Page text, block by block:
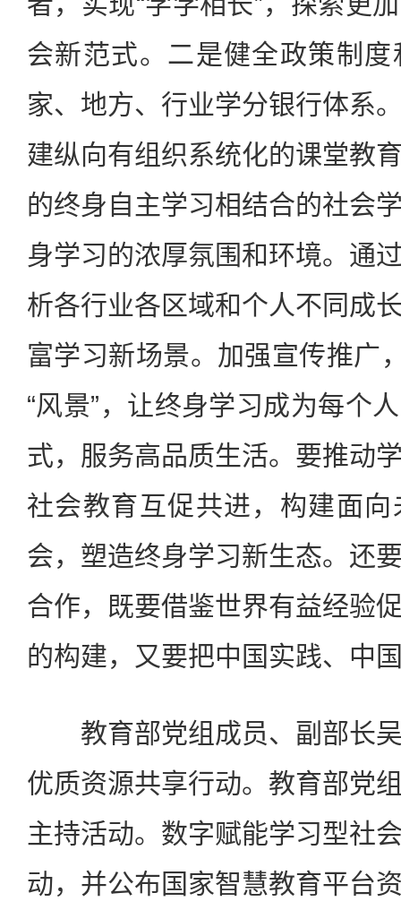
会新范式。二是健全政策制
家、地方、行业学分银行体系
建纵向有组织系统化的课堂教
的终身自主学习相结合的社会
身学习的浓厚氛围和环境。通
析各行业各区域和个人不同成
富学习新场景。加强宣传推广
“风景”，让终身学习成为每个
式，服务高品质生活。要推动
社会教育互促共进，构建面
会，塑造终身学习新生态。还
合作，既要借鉴世界有益经验
的构建，又要把中国实践、中
教育部党组成员、副部长吴
优质资源共享行动。教育部党
主持活动。数字赋能学习型社
动，并公布国家智慧教育平台